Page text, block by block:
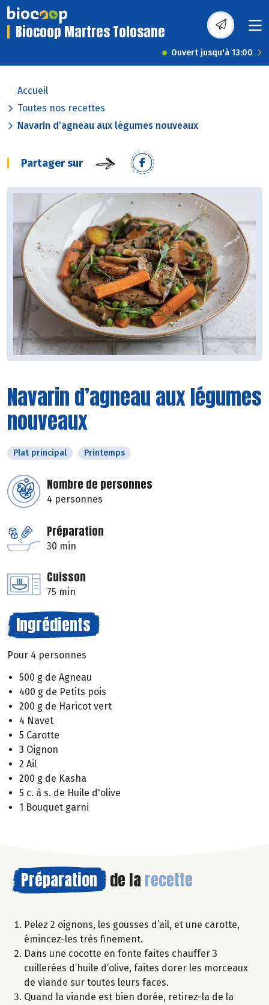
Biocoop Martres Tolosane
Ouvert jusqu'à 13:00
Accueil
Toutes nos recettes
Navarin d’agneau aux légumes nouveaux
Partager sur
Navarin d’agneau aux légumes
nouveaux
Plat principal Printemps
Nombre de personnes
4 personnes
Préparation
30 min
Cuisson
75 min
Ingrédients
Pour 4 personnes
500 g de Agneau
400 g de Petits pois
200 g de Haricot vert
4 Navet
5 Carotte
3 Oignon
2 Ail
200 g de Kasha
5 c. à s. de Huile d'olive
1 Bouquet garni
Préparation de la recette
Pelez 2 oignons, les gousses d’ail, et une carotte,
émincez-les très finement.
Dans une cocotte en fonte faites chauffer 3
cuillerées d’huile d’olive, faites dorer les morceaux
de viande sur toutes leurs faces.
Quand la viande est bien dorée, retirez-la de la